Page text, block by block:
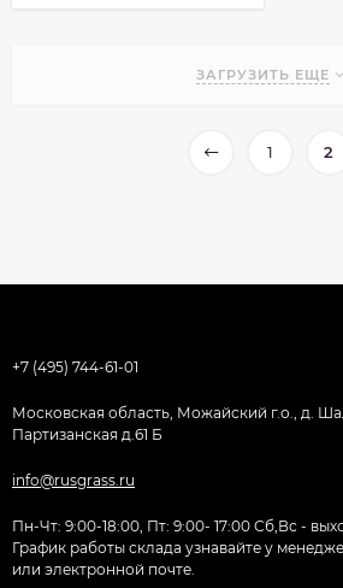
ЗАГРУЗИТЬ ЕЩЕ
1 2
+7 (495) 744-61-01
Московская область, Можайский г.о., д.
Партизанская д.61 Б
info@rusgrass.ru
Пн-Чт: 9:00-18:00, Пт: 9:00- 17:00 Сб,Вс - выходные дни
График работы склада узнавайте у
или электронной почте.